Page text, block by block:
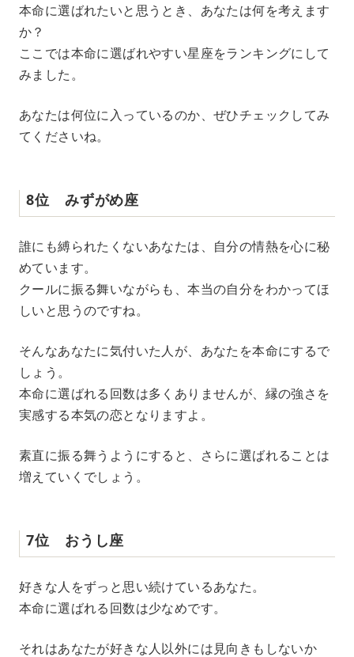
本命に選ばれたいと思うとき、あなたは何を考えます
か？
ここでは本命に選ばれやすい星座をランキングにして
みました。
あなたは何位に入っているのか、ぜひチェックしてみ
てくださいね。
8位 みずがめ座
誰にも縛られたくないあなたは、自分の情熱を心に秘
めています。
クールに振る舞いながらも、本当の自分をわかってほ
しいと思うのですね。
そんなあなたに気付いた人が、あなたを本命にするで
しょう。
本命に選ばれる回数は多くありませんが、縁の強さを
実感する本気の恋となりますよ。
素直に振る舞うようにすると、さらに選ばれることは
増えていくでしょう。
7位 おうし座
好きな人をずっと思い続けているあなた。
本命に選ばれる回数は少なめです。
それはあなたが好きな人以外には見向きもしないか